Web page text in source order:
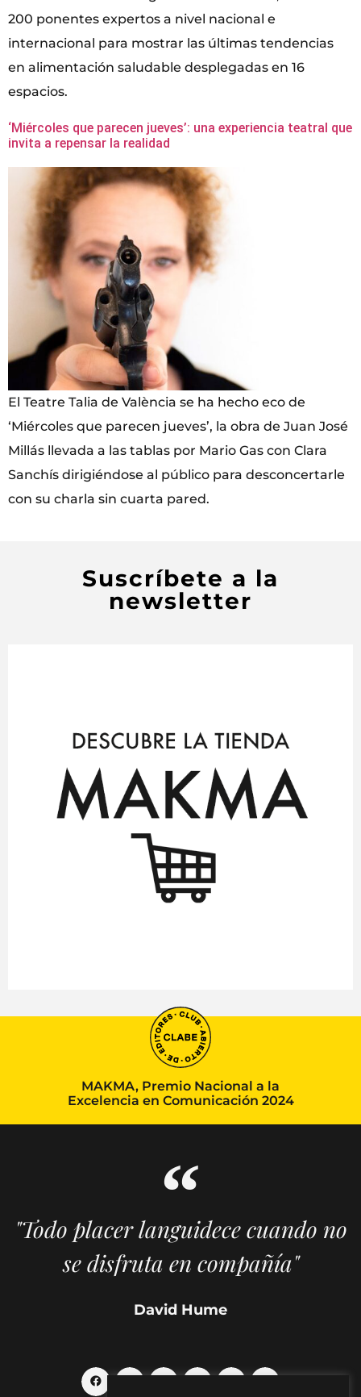
200 ponentes expertos a nivel nacional e
internacional para mostrar las últimas tendencias
en alimentación saludable desplegadas en 16
espacios.
‘Miércoles que parecen jueves’: una experiencia teatral que
invita a repensar la realidad
El Teatre Talia de València se ha hecho eco de
‘Miércoles que parecen jueves’, la obra de Juan José
Millás llevada a las tablas por Mario Gas con Clara
Sanchís dirigiéndose al público para desconcertarle
con su charla sin cuarta pared.
Suscríbete a la
newsletter
MAKMA, Premio Nacional a la
Excelencia en Comunicación 2024
"Todo placer languidece cuando no
se disfruta en compañía"
David Hume